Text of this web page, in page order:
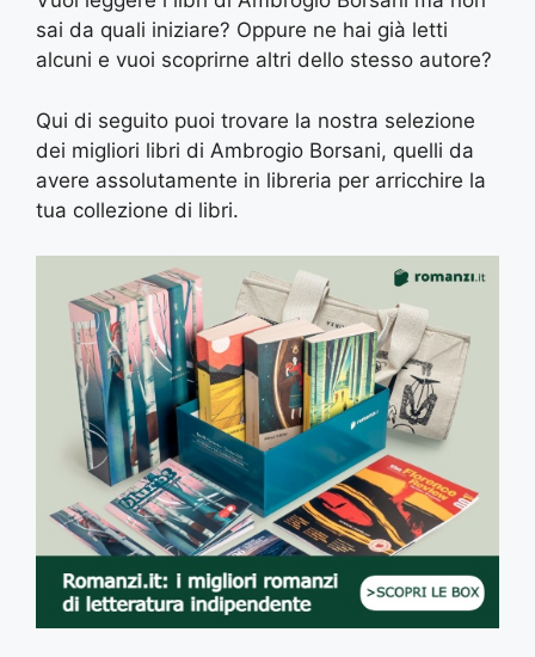
sai da quali iniziare? Oppure ne hai già letti
alcuni e vuoi scoprirne altri dello stesso autore?
Qui di seguito puoi trovare la nostra selezione
dei migliori libri di Ambrogio Borsani, quelli da
avere assolutamente in libreria per arricchire la
tua collezione di libri.